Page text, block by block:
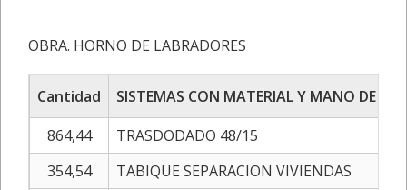
OBRA. HORNO DE LABRADORES
Cantidad
SISTEMAS CON MATERIAL Y MANO DE
864,44
TRASDODADO 48/15
354,54
TABIQUE SEPARACION VIVIENDAS